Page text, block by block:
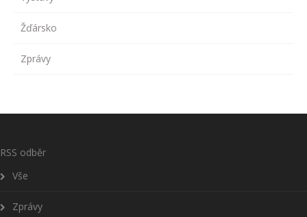
Žďársko
Zprávy
RSS odběr
Vše
Zprávy